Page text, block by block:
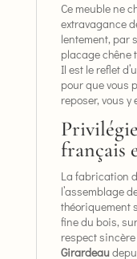
Ce meuble ne
extravagance
lentement, par
placage chêne
Il est le reflet
pour que vous
reposer, vous y
français
La fabrication
l’assemblage
théoriquement
fine du bois,
respect
Girardeau